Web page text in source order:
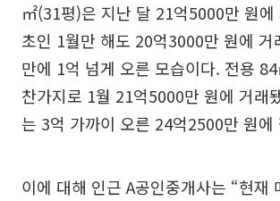
㎡(31평)은 지난 달 21억5000만 원에
초인 1월만 해도 20억3000만 원에 거
만에 1억 넘게 오른 모습이다. 전용
찬가지로 1월 21억5000만 원에 거래
는 3억 가까이 오른 24억2500만 원에
이에 대해 인근 A공인중개사는 “현재